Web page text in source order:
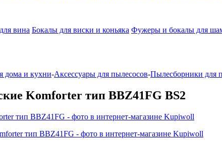
вина Бокалы для виски и коньяка Фужеры и бокалы для
дома и кухни-Аксессуары для пылесосов-Пылесборники для
Komforter тип BBZ41FG BS2